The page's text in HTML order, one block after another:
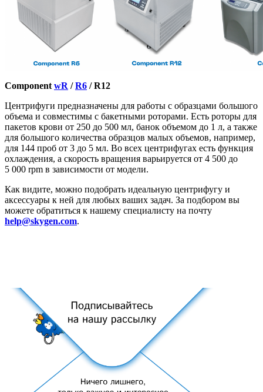
Component wR /R6 / R12
Центрифуги предназначены для работы с образцами большого
объема и совместимы с бакетными роторами. Есть роторы для
пакетов крови от 250 до 500 мл, банок объемом до 1 л, а также
для большого количества образцов малых объемов, например,
для 144 проб от 3 до 5 мл. Во всех центрифугах есть функция
охлаждения, а скорость вращения варьируется от 4 500 до
5 000 rpm в зависимости от модели.
Как видите, можно подобрать идеальную центрифугу и
аксессуары к ней для любых ваших задач. За подбором вы
можете обратиться к нашему специалисту на почту
help@skygen.com.